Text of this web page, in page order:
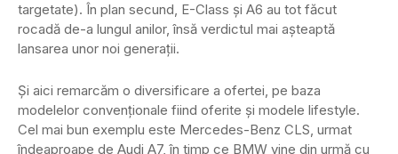
targetate). În plan secund, E-Class și A6 au tot făcut
rocadă de-a lungul anilor, însă verdictul mai așteaptă
lansarea unor noi generații.
Și aici remarcăm o diversificare a ofertei, pe baza
modelelor convenționale fiind oferite și modele lifestyle.
Cel mai bun exemplu este Mercedes-Benz CLS, urmat
îndeaproape de Audi A7, în timp ce BMW vine din urmă cu